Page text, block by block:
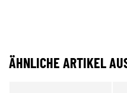
ÄHNLICHE ARTIKEL